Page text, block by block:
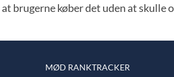
brugerne køber det uden at skulle
MØD RANKTRACKER